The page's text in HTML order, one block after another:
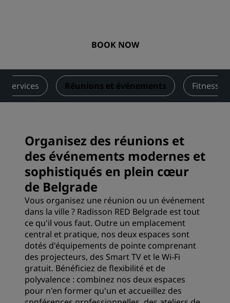
BOOK NOW
Services Réunions et événements Fitness
Organisez des réunions et
des événements modernes et
sophistiqués en plein cœur
de Belgrade
Vous organisez une réunion ou un événement
dans la ville ? Radisson RED Belgrade est tout
ce qu'il vous faut. Outre un emplacement
central et pratique, nos deux espaces sont
dotés d'équipements de pointe comprenant
des projecteurs, des Smart TV et le Wi-Fi
gratuit. Bénéficiez de flexibilité et de
polyvalence : combinez nos deux espaces
pour n'en former qu'un et accueillez des